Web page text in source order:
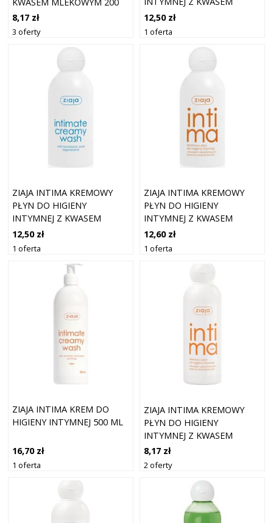
ML
8,17 zł
3 oferty
HIALURONOWYM 200 ML
12,50 zł
1 oferta
ZIAJA INTIMA KREMOWY
PŁYN DO HIGIENY
INTYMNEJ Z KWASEM
LAKTOBIONOWYM 200 ML
12,50 zł
1 oferta
ZIAJA INTIMA KREMOWY
PŁYN DO HIGIENY
INTYMNEJ Z KWASEM
ASKORBINOWYM 200 ML
12,60 zł
1 oferta
ZIAJA INTIMA KREM DO
HIGIENY INTYMNEJ 500 ML
16,70 zł
1 oferta
ZIAJA INTIMA KREMOWY
PŁYN DO HIGIENY
INTYMNEJ Z KWASEM
ASKORBINOWYM 200 ML
8,17 zł
2 oferty